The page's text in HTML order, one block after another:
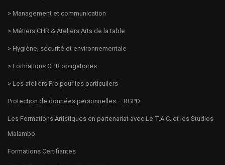
> Management et communication
> Métiers CHR & Ateliers Arts de la table
> Hygiène, sécurité et environnementale
> Formations CHR obligatoires
> Les ateliers Pro pour les particuliers
Protection de données personnelles – RGPD
Les Formations Artistiques en partenariat avec Le T.A.C. et les Studios
Malambo
Formations Certifiantes